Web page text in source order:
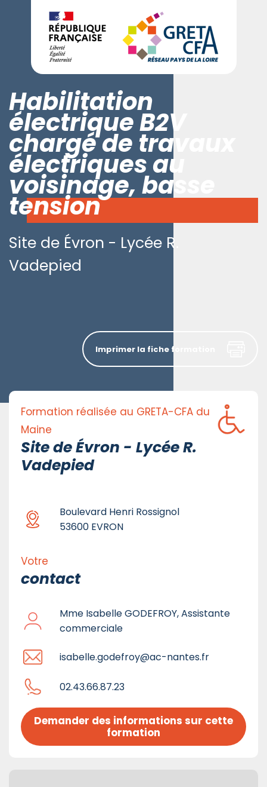
Habilitation
électrique B2V
chargé de travaux
électriques au
voisinage, basse
tension
Site de Évron - Lycée R.
Vadepied
Formation réalisée au GRETA-CFA du
Maine
Site de Évron - Lycée R.
Vadepied
Boulevard Henri Rossignol
53600 EVRON
Votre
contact
Mme Isabelle GODEFROY, Assistante
commerciale
isabelle.godefroy@ac-nantes.fr
02.43.66.87.23
Demander des informations sur cette
formation
Imprimer la fiche formation